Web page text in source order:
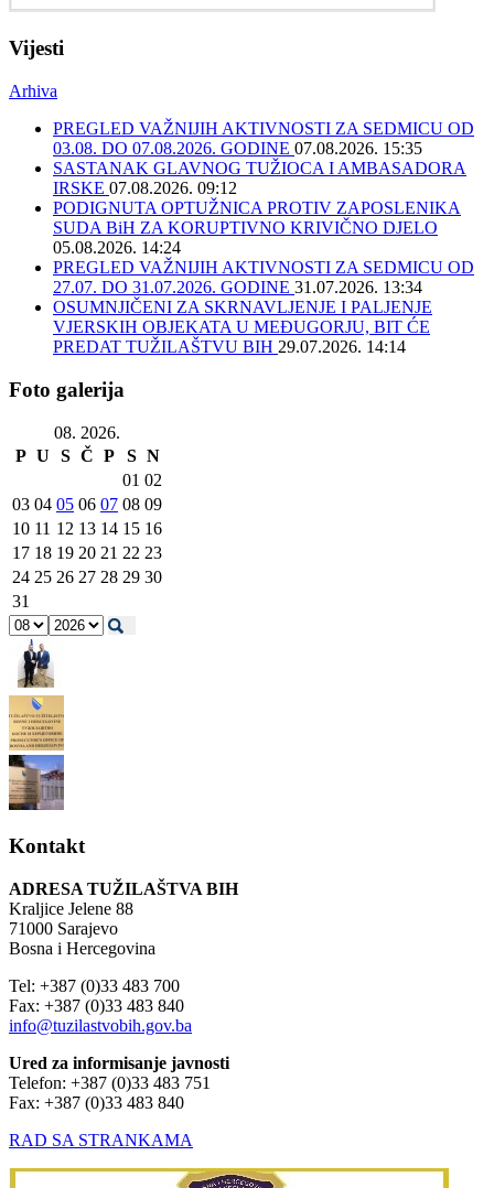
Vijesti
Arhiva
PREGLED VAŽNIJIH AKTIVNOSTI ZA SEDMICU OD
03.08. DO 07.08.2026. GODINE 07.08.2026. 15:35
SASTANAK GLAVNOG TUŽIOCA I AMBASADORA
IRSKE 07.08.2026. 09:12
PODIGNUTA OPTUŽNICA PROTIV ZAPOSLENIKA
SUDA BiH ZA KORUPTIVNO KRIVIČNO DJELO
05.08.2026. 14:24
PREGLED VAŽNIJIH AKTIVNOSTI ZA SEDMICU OD
27.07. DO 31.07.2026. GODINE 31.07.2026. 13:34
OSUMNJIČENI ZA SKRNAVLJENJE I PALJENJE
VJERSKIH OBJEKATA U MEĐUGORJU, BIT ĆE
PREDAT TUŽILAŠTVU BIH 29.07.2026. 14:14
Foto galerija
08. 2026.
P U S Č P S N
01 02
03 04 05 06 07 08 09
10 11 12 13 14 15 16
17 18 19 20 21 22 23
24 25 26 27 28 29 30
31
Kontakt
ADRESA TUŽILAŠTVA BIH
Kraljice Jelene 88
71000 Sarajevo
Bosna i Hercegovina
Tel: +387 (0)33 483 700
Fax: +387 (0)33 483 840
info@tuzilastvobih.gov.ba
Ured za informisanje javnosti
Telefon: +387 (0)33 483 751
Fax: +387 (0)33 483 840
RAD SA STRANKAMA